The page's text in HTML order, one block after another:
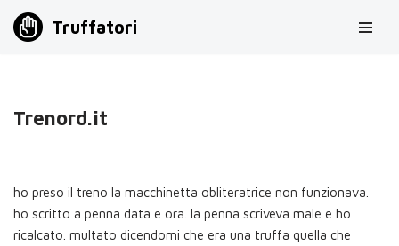
Truffatori
Trenord.it
ho preso il treno la macchinetta obliteratrice non funzionava.
ho scritto a penna data e ora. la penna scriveva male e ho
ricalcato. multato dicendomi che era una truffa quella che